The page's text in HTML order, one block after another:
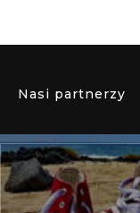
Nasi partnerzy